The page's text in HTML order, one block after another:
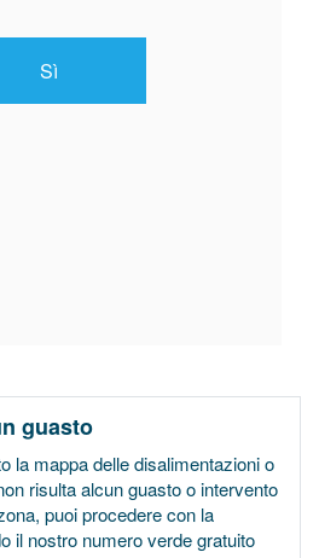
Sì
guasto
la mappa delle disalimentazioni o
risulta alcun guasto o intervento
puoi procedere con la
il nostro numero verde gratuito